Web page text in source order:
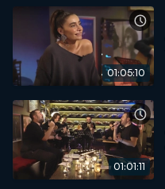
01:05:10
01:01:11